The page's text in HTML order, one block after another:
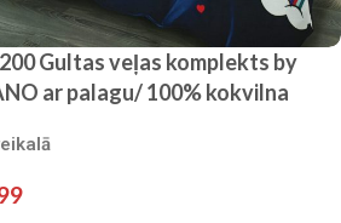
Gultas veļas komplekts by
ar palagu/ 100% kokvilna